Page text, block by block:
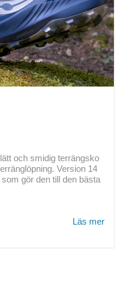
och smidig terrängsko
Version 14
gör den till den bästa
Läs mer